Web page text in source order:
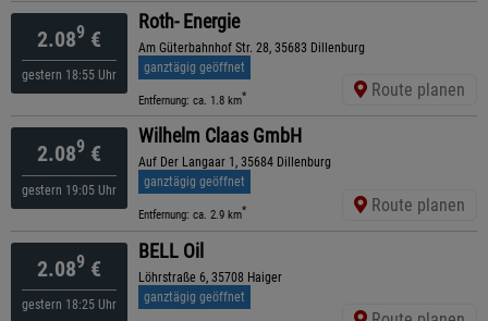
2.089 €
gestern 18:55 Uhr
Roth- Energie
Am Güterbahnhof Str. 28, 35683 Dillenburg
ganztägig geöffnet
Entfernung: ca. 1.8 km* Route planen
2.089 €
gestern 19:05 Uhr
Wilhelm Claas GmbH
Auf Der Langaar 1, 35684 Dillenburg
ganztägig geöffnet
Entfernung: ca. 2.9 km* Route planen
2.089 €
gestern 18:25 Uhr
BELL Oil
Löhrstraße 6, 35708 Haiger
ganztägig geöffnet